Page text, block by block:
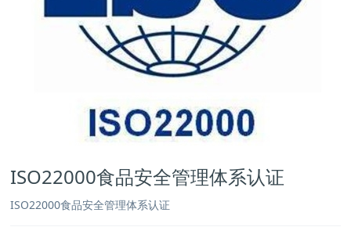
ISO22000食品安全管理体系认证
ISO22000食品安全管理体系认证